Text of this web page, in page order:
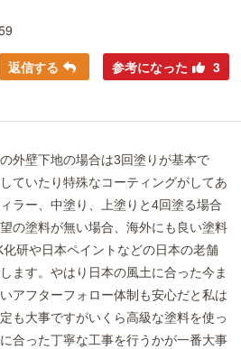
返信する 参考になった 3
外壁下地の場合は3回塗りが基本で
ていたり特殊なコーティングがしてあ
ラー、中塗り、上塗りと4回塗る場合
の塗料が無い場合、海外にも良い塗料
研や日本ペイントなどの日本の老舗
ます。やはり日本の風土に合った今ま
アフターフォロー体制も安心だと私は
も大事ですがいくら高級な塗料を使っ
合った丁寧な工事を行うかが一番大事